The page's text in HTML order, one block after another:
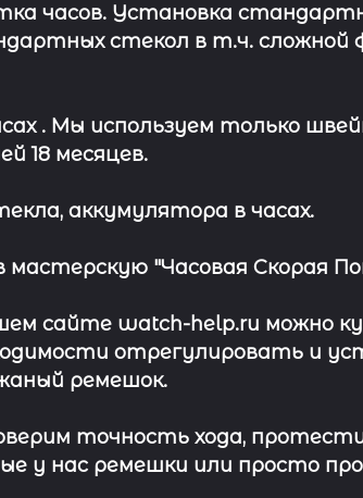
часов. Установка
стекол в т.ч. сложной
. Мы используем только
18 месяцев.
аккумулятора в часах.
"Часовая Скорая
сайте watch-help.ru можно
отрегулировать и
ремешок.
точность хода,
у нас ремешки или просто